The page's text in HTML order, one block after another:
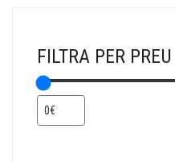
FILTRA PER PREU